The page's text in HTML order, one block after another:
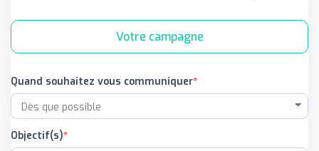
Votre campagne
Quand souhaitez vous communiquer
Objectif(s)